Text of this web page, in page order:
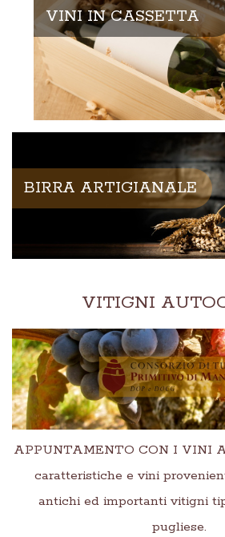
VINI IN CASSETTA
BIRRA ARTIGIANALE
VITIGNI
APPUNTAMENTO CON I VINI
caratteristiche e vini
antichi ed importanti vitigni
pugliese.